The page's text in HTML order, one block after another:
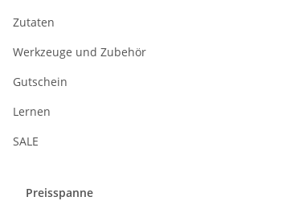
Zutaten
Werkzeuge und Zubehör
Gutschein
Lernen
SALE
Preisspanne